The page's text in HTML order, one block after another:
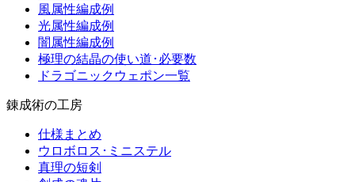
風属性編成例
光属性編成例
闇属性編成例
極理の結晶の使い道･必要数
ドラゴニックウェポン一覧
錬成術の工房
仕様まとめ
ウロボロス･ミニステル
真理の短剣